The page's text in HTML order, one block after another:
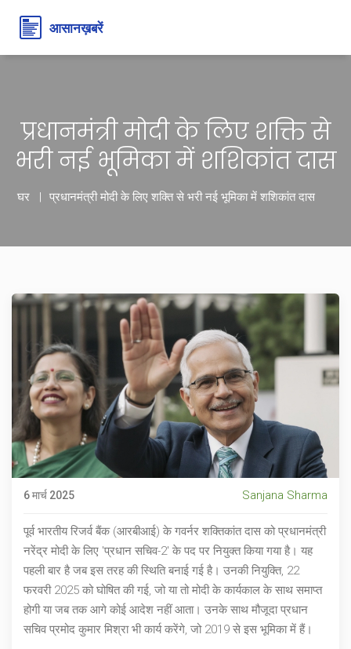
प्रधानमंत्री मोदी के लिए शक्ति से
भरी नई भूमिका में शशिकांत दास
घर प्रधानमंत्री मोदी के लिए शक्ति से भरी नई भूमिका में शशिकांत दास
6 मार्च 2025 Sanjana Sharma
पूर्व भारतीय रिजर्व बैंक (आरबीआई) के गवर्नर शक्तिकांत दास को प्रधानमंत्री
नरेंद्र मोदी के लिए 'प्रधान सचिव-2' के पद पर नियुक्त किया गया है। यह
पहली बार है जब इस तरह की स्थिति बनाई गई है। उनकी नियुक्ति, 22
फरवरी 2025 को घोषित की गई, जो या तो मोदी के कार्यकाल के साथ समाप्त
होगी या जब तक आगे कोई आदेश नहीं आता। उनके साथ मौजूदा प्रधान
सचिव प्रमोद कुमार मिश्रा भी कार्य करेंगे, जो 2019 से इस भूमिका में हैं।